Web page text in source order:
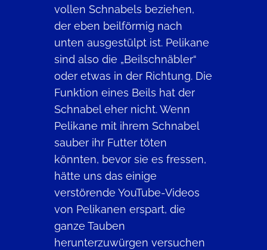
vollen Schnabels beziehen,
der eben beilförmig nach
unten ausgestülpt ist. Pelikane
sind also die „Beilschnäbler“
oder etwas in der Richtung. Die
Funktion eines Beils hat der
Schnabel eher nicht. Wenn
Pelikane mit ihrem Schnabel
sauber ihr Futter töten
könnten, bevor sie es fressen,
hätte uns das einige
verstörende YouTube-Videos
von Pelikanen erspart, die
ganze Tauben
herunterzuwürgen versuchen